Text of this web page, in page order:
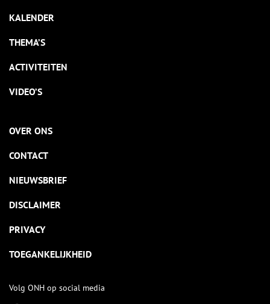
KALENDER
THEMA’S
ACTIVITEITEN
VIDEO’S
OVER ONS
CONTACT
NIEUWSBRIEF
DISCLAIMER
PRIVACY
TOEGANKELIJKHEID
Volg ONH op social media